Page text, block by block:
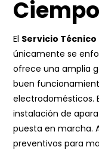
El Servicio Técnico
únicamente se
ofrece una amplia
buen
electrodomésticos.
instalación de
puesta en marcha.
preventivos para